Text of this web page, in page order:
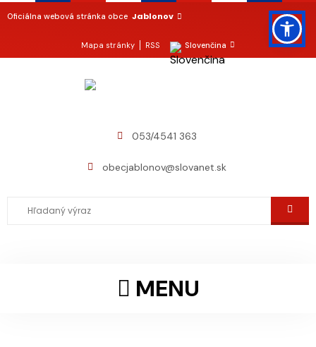
Oficiálna webová stránka obce Jablonov
Mapa stránky RSS Slovenčina
053/4541 363
obecjablonov@slovanet.sk
MENU